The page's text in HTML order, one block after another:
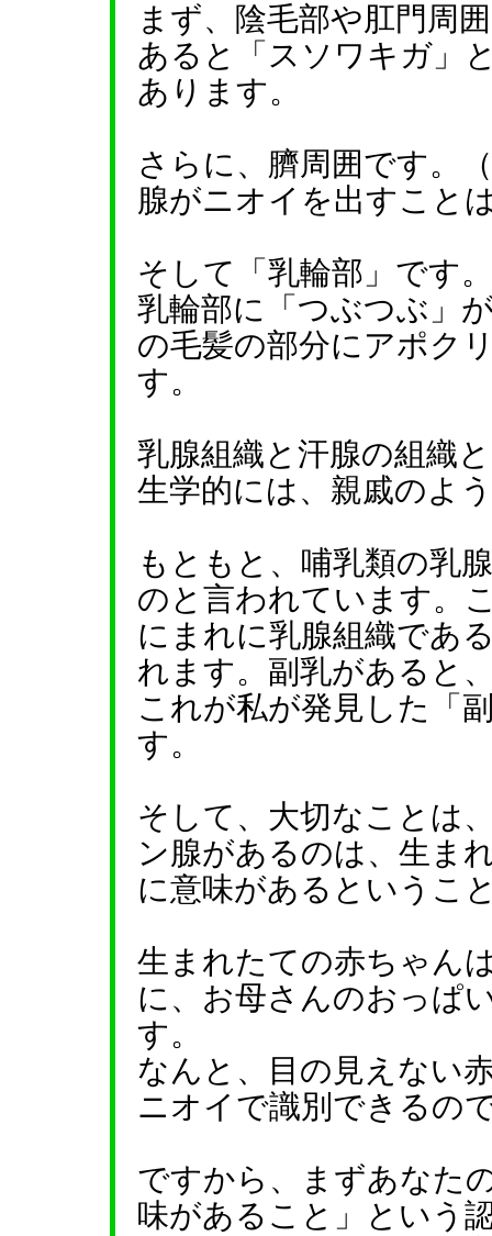
まず、陰毛部や肛門周
あると「スソワキガ」
あります。
さらに、臍周囲です。
腺がニオイを出すこと
そして「乳輪部」です。
乳輪部に「つぶつぶ」
の毛髪の部分にアポク
す。
乳腺組織と汗腺の組織
生学的には、親戚のよ
もともと、哺乳類の乳
のと言われています。
にまれに乳腺組織であ
れます。副乳があると
これが私が発見した「
す。
そして、大切なことは
ン腺があるのは、生ま
に意味があるというこ
生まれたての赤ちゃん
に、お母さんのおっぱ
す。
なんと、目の見えない
ニオイで識別できるの
ですから、まずあなた
味があること」という